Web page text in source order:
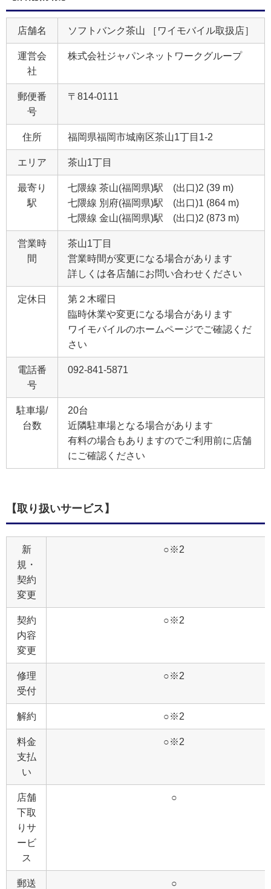
店舗名 ソフトバンク茶山 ［ワイモバイル取扱店］
運営会
社
株式会社ジャパンネットワークグループ
郵便番
号
〒814-0111
住所 福岡県福岡市城南区茶山1丁目1‐2
エリア 茶山1丁目
最寄り
駅
七隈線 茶山(福岡県)駅 (出口)2 (39 m)
七隈線 別府(福岡県)駅 (出口)1 (864 m)
七隈線 金山(福岡県)駅 (出口)2 (873 m)
営業時
間
茶山1丁目
営業時間が変更になる場合があります
詳しくは各店舗にお問い合わせください
定休日
第２木曜日
臨時休業や変更になる場合があります
ワイモバイルのホームページでご確認くだ
さい
電話番
号
092-841-5871
駐車場/
台数
20台
近隣駐車場となる場合があります
有料の場合もありますのでご利用前に店舗
にご確認ください
【取り扱いサービス】
新
規・
契約
変更
○※2
契約
内容
変更
○※2
修理
受付
○※2
解約 ○※2
料金
支払
い
○※2
店舗
下取
りサ
ービ
ス
○
郵送
○